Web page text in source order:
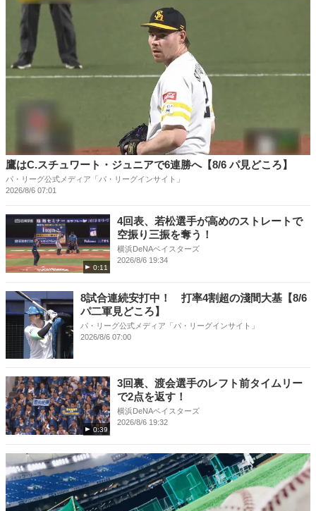
鷹はC.スチュワート・ジュニアで6連勝へ【8/6 パ見どころ】
パ・リーグ公式メディア「パ・リーグインサイト」
2026/8/6 07:01
0:11
4回表、若松選手が高めのストレートで
空振り三振を奪う！
横浜DeNAベイスターズ
2026/8/6 19:34
8試合連続安打中！ 打率4割超の淺間大基【8/6
パ二軍見どころ】
パ・リーグ公式メディア「パ・リーグインサイト」
2026/8/6 07:00
0:39
3回裏、渡会選手のレフト前タイムリー
で2点を返す！
横浜DeNAベイスターズ
2026/8/6 19:32